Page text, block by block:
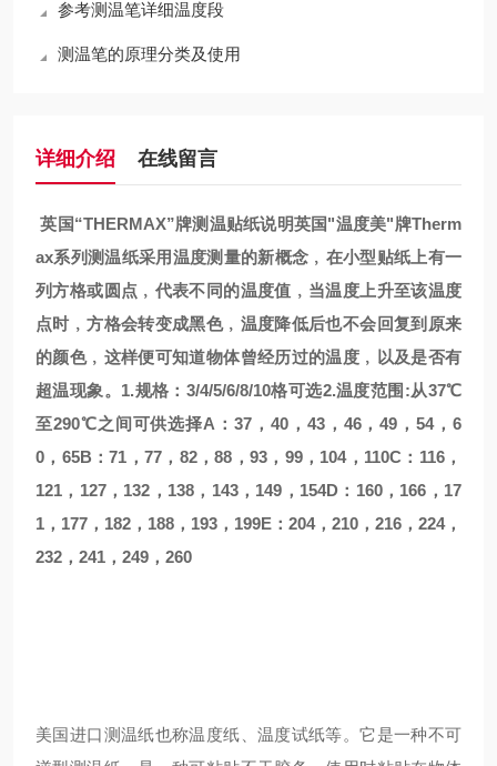
参考测温笔详细温度段
测温笔的原理分类及使用
详细介绍 在线留言
英国“THERMAX”牌测温贴纸说明英国"温度美"牌Therm
ax系列测温纸采用温度测量的新概念﹐在小型贴纸上有一
列方格或圆点﹐代表不同的温度值﹐当温度上升至该温度
点时﹐方格会转变成黑色﹐温度降低后也不会回复到原来
的颜色﹐这样便可知道物体曾经历过的温度﹐以及是否有
超温现象。1.规格：3/4/5/6/8/10格可选2.温度范围:从37℃
至290℃之间可供选择A：37，40，43，46，49，54，6
0，65B：71，77，82，88，93，99，104，110C：116，
121，127，132，138，143，149，154D：160，166，17
1，177，182，188，193，199E：204，210，216，224，
232，241，249，260
美国进口测温纸也称温度纸、温度试纸等。它是一种不可